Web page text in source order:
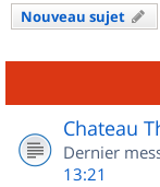
Nouveau sujet
Chateau
Dernier
13:21